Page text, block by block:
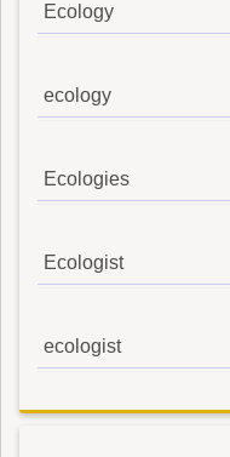
Ecology
ecology
Ecologies
Ecologist
ecologist